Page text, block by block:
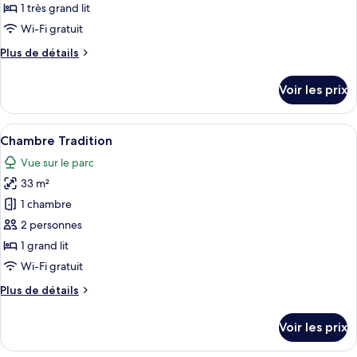
ce
type
chambre :
1 très grand lit
Wi-Fi gratuit
Plus de détails
Plus
le
type
de
chambre
Chambre
Tradition
Voir les prix
Afficher
toutes
les
photos
pour
ce
type
de
chambre :
Chambre
Une chambre d’hôtel équipée d’un
8
Chambre Tradition
Vue sur le parc
33 m²
1 chambre
2 personnes
1 grand lit
Wi-Fi gratuit
Plus de détails
Plus
le
Voir les prix